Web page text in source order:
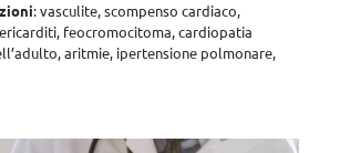
: vasculite, scompenso cardiaco,
feocromocitoma, cardiopatia
aritmie, ipertensione polmonare,